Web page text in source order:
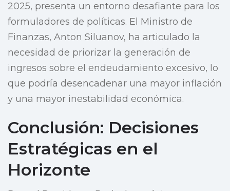
2025, presenta un entorno desafiante para los
formuladores de políticas. El Ministro de
Finanzas, Anton Siluanov, ha articulado la
necesidad de priorizar la generación de
ingresos sobre el endeudamiento excesivo, lo
que podría desencadenar una mayor inflación
y una mayor inestabilidad económica.
Conclusión: Decisiones
Estratégicas en el
Horizonte